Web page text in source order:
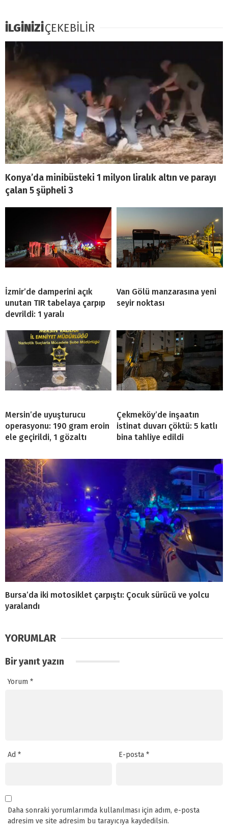
İLGİNİZİÇEKEBİLİR
Konya’da minibüsteki 1 milyon liralık altın ve parayı
çalan 5 şüpheli 3
İzmir’de damperini açık
unutan TIR tabelaya çarpıp
devrildi: 1 yaralı
Van Gölü manzarasına yeni
seyir noktası
Mersin’de uyuşturucu
operasyonu: 190 gram eroin
ele geçirildi, 1 gözaltı
Çekmeköy’de inşaatın
istinat duvarı çöktü: 5 katlı
bina tahliye edildi
Bursa’da iki motosiklet çarpıştı: Çocuk sürücü ve yolcu
yaralandı
YORUMLAR
Bir yanıt yazın
Yorum *
Ad * E-posta*
Daha sonraki yorumlarımda kullanılması için adım, e-posta
adresim ve site adresim bu tarayıcıya kaydedilsin.